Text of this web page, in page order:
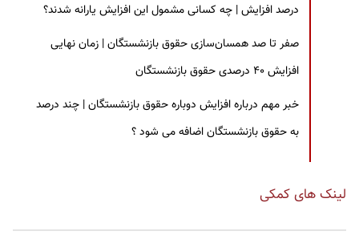
درصد افزایش | چه کسانی مشمول این افزایش یارانه شدند؟
صفر تا صد همسان‌سازی حقوق بازنشستگان | زمان نهایی
افزایش ۴۰ درصدی حقوق بازنشستگان
خبر مهم درباره افزایش دوباره حقوق بازنشستگان | چند درصد
به حقوق بازنشستگان اضافه می شود ؟
لینک های کمکی